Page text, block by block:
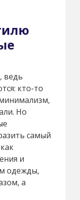
ведь
кто-то
Но
самый
и
одежды,
а